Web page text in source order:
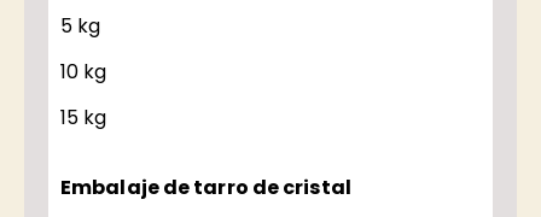
5 kg
10 kg
15 kg
Embalaje de tarro de cristal